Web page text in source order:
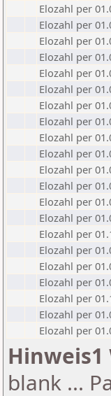
Elozahl per
Elozahl per
Elozahl per
Elozahl per
Elozahl per
Elozahl per
Elozahl per
Elozahl per
Elozahl per
Elozahl per
Elozahl per
Elozahl per
Elozahl per
Elozahl per
Elozahl per
Elozahl per
Elozahl per
Elozahl per
Elozahl per
Elozahl per
Elozahl per
Hinweis1
blank ...